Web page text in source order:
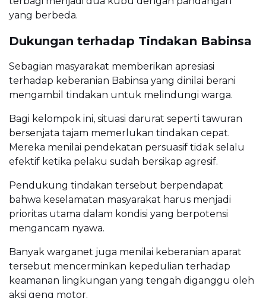
yang berbeda.
Dukungan terhadap Tindakan Babinsa
Sebagian masyarakat memberikan apresiasi
terhadap keberanian Babinsa yang dinilai berani
mengambil tindakan untuk melindungi warga.
Bagi kelompok ini, situasi darurat seperti tawuran
bersenjata tajam memerlukan tindakan cepat.
Mereka menilai pendekatan persuasif tidak selalu
efektif ketika pelaku sudah bersikap agresif.
Pendukung tindakan tersebut berpendapat
bahwa keselamatan masyarakat harus menjadi
prioritas utama dalam kondisi yang berpotensi
mengancam nyawa.
Banyak warganet juga menilai keberanian aparat
tersebut mencerminkan kepedulian terhadap
keamanan lingkungan yang tengah diganggu oleh
aksi geng motor.